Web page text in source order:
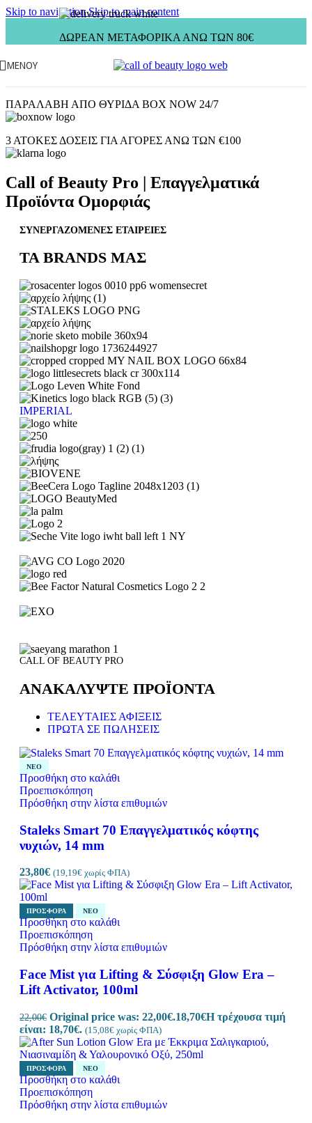
Skip to navigationSkip to main content
ΔΩΡΕΑΝ ΜΕΤΑΦΟΡΙΚΑ ΑΝΩ ΤΩΝ 80€
ΜΕΝΟΎ
ΠΑΡΑΛΑΒΗ ΑΠΟ ΘΥΡΙΔΑ BOX NOW 24/7
3 ΑΤΟΚΕΣ ΔΟΣΕΙΣ ΓΙΑ ΑΓΟΡΕΣ ΑΝΩ ΤΩΝ €100
Call of Beauty Pro | Επαγγελματικά
Προϊόντα Ομορφιάς
ΣΥΝΕΡΓΑΖΟΜΕΝΕΣ ΕΤΑΙΡΕΙΕΣ
ΤΑ BRANDS ΜΑΣ
IMPERIAL
CALL OF BEAUTY PRO
ΑΝΑΚΑΛΥΨΤΕ ΠΡΟΪΟΝΤΑ
ΤΕΛΕΥΤΑΙΕΣ ΑΦΙΞΕΙΣ
ΠΡΩΤΑ ΣΕ ΠΩΛΗΣΕΙΣ
ΝΈΟ
Προσθήκη στο καλάθι
Προεπισκόπηση
Πρόσθήκη στην λίστα επιθυμιών
Staleks Smart 70 Επαγγελματικός κόφτης
νυχιών, 14 mm
23,80€ (19,19€ χωρίς ΦΠΑ)
ΠΡΟΣΦΟΡΆ ΝΈΟ
Προσθήκη στο καλάθι
Προεπισκόπηση
Πρόσθήκη στην λίστα επιθυμιών
Face Mist για Lifting & Σύσφιξη Glow Era –
Lift Activator, 100ml
22,00€ Original price was: 22,00€.18,70€Η τρέχουσα τιμή
είναι: 18,70€. (15,08€ χωρίς ΦΠΑ)
ΠΡΟΣΦΟΡΆ ΝΈΟ
Προσθήκη στο καλάθι
Προεπισκόπηση
Πρόσθήκη στην λίστα επιθυμιών